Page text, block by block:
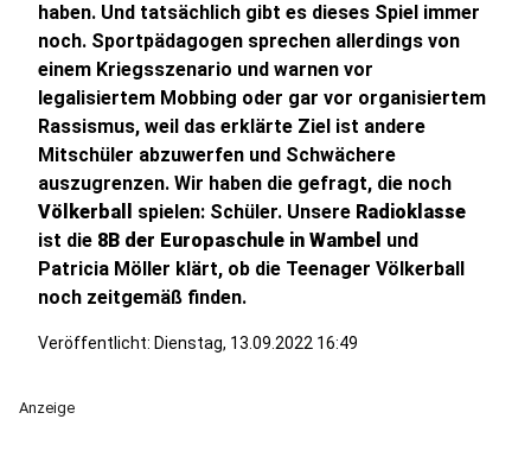
haben. Und tatsächlich gibt es dieses Spiel immer
noch. Sportpädagogen sprechen allerdings von
einem Kriegsszenario und warnen vor
legalisiertem Mobbing oder gar vor organisiertem
Rassismus, weil das erklärte Ziel ist andere
Mitschüler abzuwerfen und Schwächere
auszugrenzen. Wir haben die gefragt, die noch
Völkerball
spielen: Schüler. Unsere Radioklasse
ist die 8B der Europaschule in Wambel und
Patricia Möller klärt, ob die Teenager Völkerball
noch zeitgemäß finden.
Veröffentlicht: Dienstag, 13.09.2022 16:49
Anzeige